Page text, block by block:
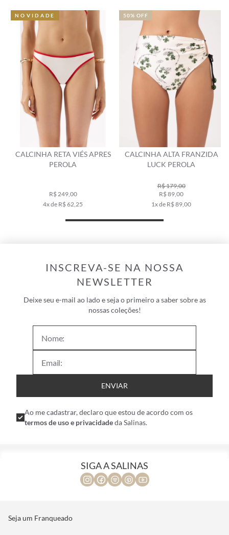
CALCINHA RETA VIÉS APRES
PEROLA
R$ 249,00
4x de R$ 62,25
NOVIDADE
CALCINHA ALTA FRANZIDA
LUCK PEROLA
R$ 179,00
R$ 89,00
1x de R$ 89,00
50% OFF
INSCREVA-SE NA NOSSA
NEWSLETTER
Deixe seu e-mail ao lado e seja o primeiro a saber sobre as
nossas coleções!
ENVIAR
Ao me cadastrar, declaro que estou de acordo com os
termos de uso e privacidadeda Salinas.
SIGA A SALINAS
Seja um Franqueado